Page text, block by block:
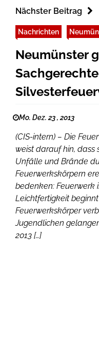
Nächster Beitrag
Nachrichten
Neumünster
Mo. Dez. 23 , 2013
(CIS-intern) – Die
weist darauf hin, dass
Unfälle und Brände
Feuerwerkskörpern
bedenken: Feuerwerk
Leichtfertigkeit
Feuerwerkskörper
Jugendlichen
2013 […]